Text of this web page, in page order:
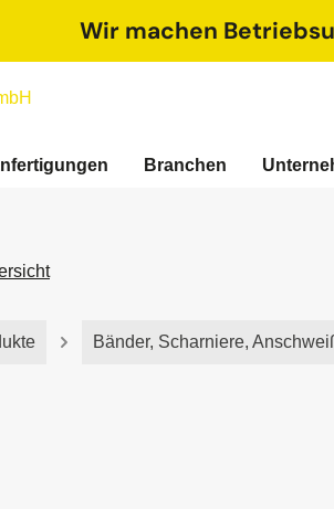
springenWir machen
Branchen
Bänder, Scharniere,